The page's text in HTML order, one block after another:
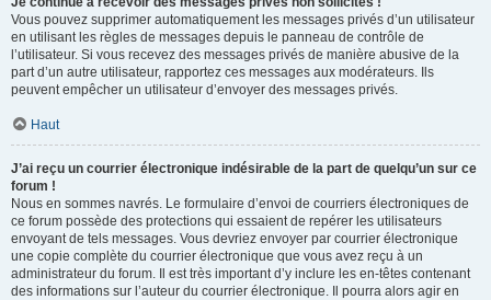
Vous pouvez supprimer automatiquement les messages privés d’un utilisateur
en utilisant les règles de messages depuis le panneau de contrôle de
l’utilisateur. Si vous recevez des messages privés de manière abusive de la
part d’un autre utilisateur, rapportez ces messages aux modérateurs. Ils
peuvent empêcher un utilisateur d’envoyer des messages privés.
Haut
J’ai reçu un courrier électronique indésirable de la part de quelqu’un sur ce
forum !
Nous en sommes navrés. Le formulaire d’envoi de courriers électroniques de
ce forum possède des protections qui essaient de repérer les utilisateurs
envoyant de tels messages. Vous devriez envoyer par courrier électronique
une copie complète du courrier électronique que vous avez reçu à un
administrateur du forum. Il est très important d’y inclure les en-têtes contenant
des informations sur l’auteur du courrier électronique. Il pourra alors agir en